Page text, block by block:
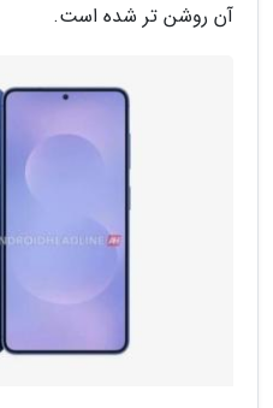
آن روشن تر شده است.